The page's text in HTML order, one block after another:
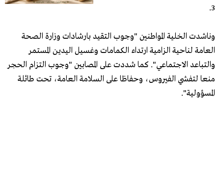
3.
وناشدت الخلية المواطنين "وجوب التقيد بارشادات وزارة الصحة
العامة لناحية الزامية ارتداء الكمامات وغسيل اليدين المستمر
والتباعد الاجتماعي". كما شددت على المصابين "وجوب التزام الحجر
منعا لتفشي الفيروس، وحفاظا على السلامة العامة، تحت طائلة
المسؤولية".